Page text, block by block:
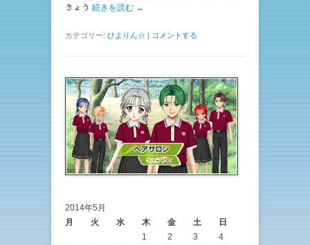
きょう 続きを読む →
カテゴリー: ひよりん☆ | コメントする
2014年5月
月
火 水 木 金 土
日
1
2 3
4